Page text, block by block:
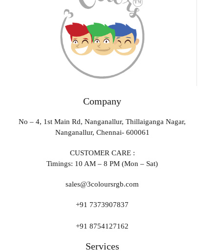
Company
No – 4, 1st Main Rd, Nanganallur, Thillaiganga Nagar,
Nanganallur, Chennai- 600061
CUSTOMER CARE :
Timings: 10 AM – 8 PM (Mon – Sat)
sales@3coloursrgb.com
+91 7373907837
+91 8754127162
Services